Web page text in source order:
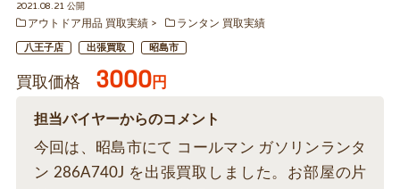
2021.08.21 公開
アウトドア用品 買取実績
ランタン 買取実績
八王子店 出張買取 昭島市
買取価格 3000円
担当バイヤーからのコメント
今回は、昭島市にて コールマン ガソリンランタ
ン 286A740J を出張買取しました。お部屋の片